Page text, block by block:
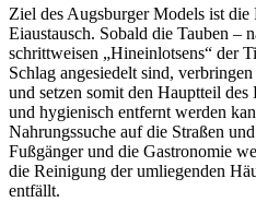
Ziel des Augsburger Models ist
Eiaustausch. Sobald die Tauben –
schrittweisen „Hineinlotsens“ der
Schlag angesiedelt sind,
und setzen somit den Hauptteil
und hygienisch entfernt werden
Nahrungssuche auf die Straßen
Fußgänger und die Gastronomie
die Reinigung der umliegenden
entfällt.